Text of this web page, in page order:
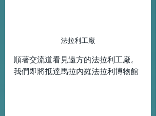
法拉利工廠
順著交流道看見遠方的法拉利工廠。
我們即將抵達馬拉內羅法拉利博物館